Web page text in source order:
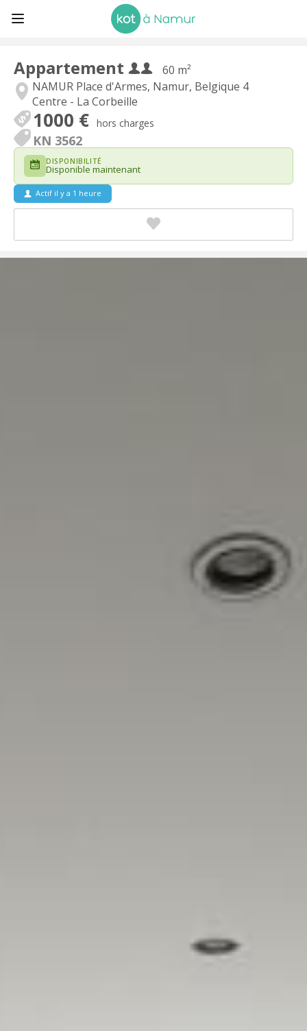
Appartement
60 m²
NAMUR Place d'Armes, Namur, Belgique 4
Centre - La Corbeille
1000 € hors charges
KN 3562
DISPONIBILITÉ
Disponible maintenant
Actif il y a 1 heure